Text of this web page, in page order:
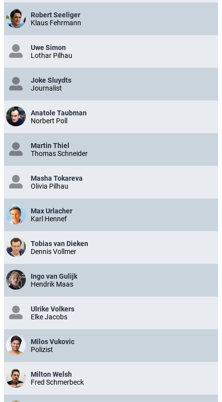
Robert Seeliger
Klaus Fehrmann
Uwe Simon
Lothar Pilhau
Joke Sluydts
Journalist
Anatole Taubman
Norbert Poll
Martin Thiel
Thomas Schneider
Masha Tokareva
Olivia Pilhau
Max Urlacher
Karl Hennef
Tobias van Dieken
Dennis Vollmer
Ingo van Gulijk
Hendrik Maas
Ulrike Volkers
Elke Jacobs
Milos Vukovic
Polizist
Milton Welsh
Fred Schmerbeck